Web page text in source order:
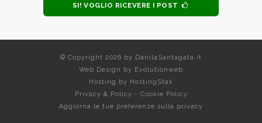
SI! VOGLIO RICEVERE I POST
© Copyright 2026 by DanilaSantagata.it
Web Design by Evolutionweb
Hosting by HostingStak
Privacy & Policy - Cookie Policy
Aggiorna le tue preferenze sulla privacy